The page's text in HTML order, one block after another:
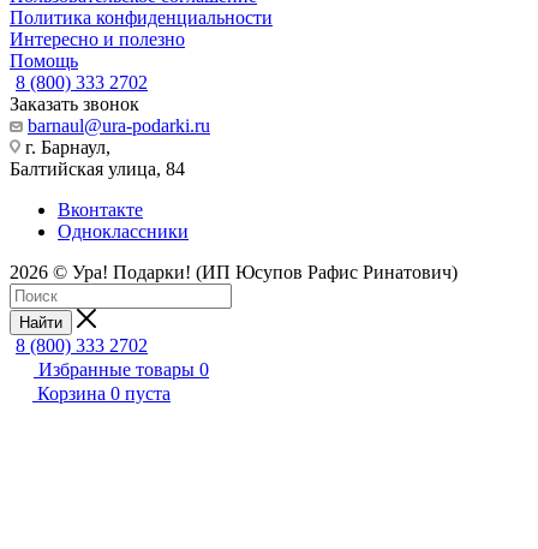
Политика конфиденциальности
Интересно и полезно
Помощь
8 (800) 333 2702
Заказать звонок
barnaul@ura-podarki.ru
г. Барнаул,
Балтийская улица, 84
Вконтакте
Одноклассники
2026 © Ура! Подарки! (ИП Юсупов Рафис Ринатович)
Найти
8 (800) 333 2702
Избранные товары 0
Корзина 0 пуста